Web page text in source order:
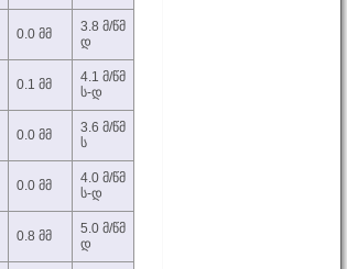
0.0 მმ
3.8 მ/წმ
დ
0.1 მმ
4.1 მ/წმ
ს-დ
0.0 მმ
3.6 მ/წმ
ს
0.0 მმ
4.0 მ/წმ
ს-დ
0.8 მმ
5.0 მ/წმ
დ